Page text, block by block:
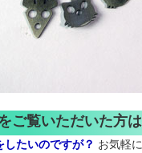
ご覧いただいた方
たいのですが？ お気軽